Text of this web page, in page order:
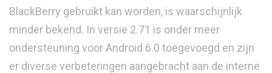
BlackBerry gebruikt kan worden, is waarschijnlijk
minder bekend. In versie 2.71 is onder meer
ondersteuning voor Android 6.0 toegevoegd en zijn
er diverse verbeteringen aangebracht aan de interne